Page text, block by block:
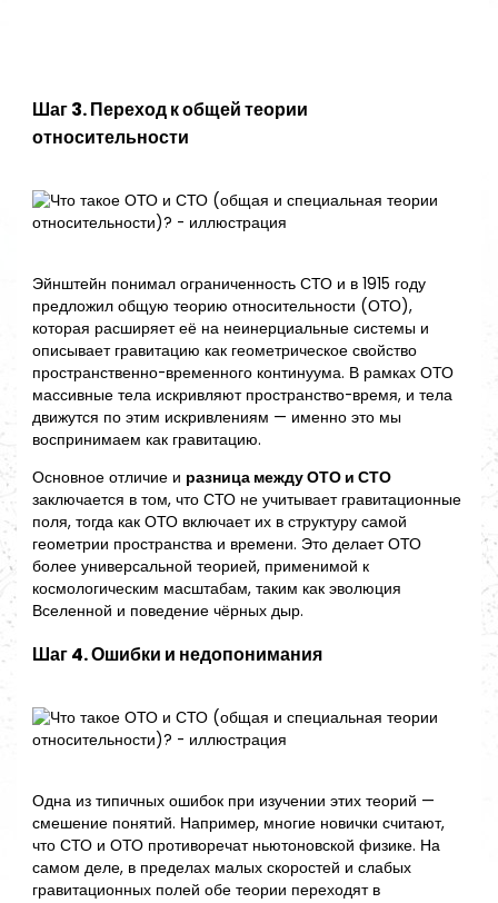
Шаг 3. Переход к общей теории
относительности
Эйнштейн понимал ограниченность СТО и в 1915 году
предложил общую теорию относительности (ОТО),
которая расширяет её на неинерциальные системы и
описывает гравитацию как геометрическое свойство
пространственно-временного континуума. В рамках ОТО
массивные тела искривляют пространство-время, и тела
движутся по этим искривлениям — именно это мы
воспринимаем как гравитацию.
Основное отличие и разница между ОТО и СТО
заключается в том, что СТО не учитывает гравитационные
поля, тогда как ОТО включает их в структуру самой
геометрии пространства и времени. Это делает ОТО
более универсальной теорией, применимой к
космологическим масштабам, таким как эволюция
Вселенной и поведение чёрных дыр.
Шаг 4. Ошибки и недопонимания
Одна из типичных ошибок при изучении этих теорий —
смешение понятий. Например, многие новички считают,
что СТО и ОТО противоречат ньютоновской физике. На
самом деле, в пределах малых скоростей и слабых
гравитационных полей обе теории переходят в